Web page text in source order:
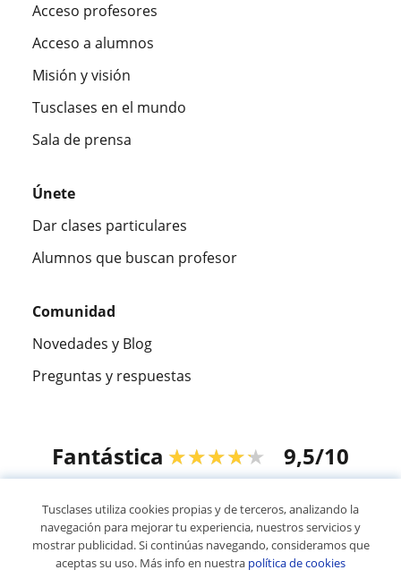
Acceso profesores
Acceso a alumnos
Misión y visión
Tusclases en el mundo
Sala de prensa
Únete
Dar clases particulares
Alumnos que buscan profesor
Comunidad
Novedades y Blog
Preguntas y respuestas
Fantástica ★★★★★ 9,5/10
© 2007 - 2026 Tusclases.com.uy
Tusclases utiliza cookies propias y de terceros, analizando la
navegación para mejorar tu experiencia, nuestros servicios y
mostrar publicidad. Si continúas navegando, consideramos que
aceptas su uso. Más info en nuestra política de cookies